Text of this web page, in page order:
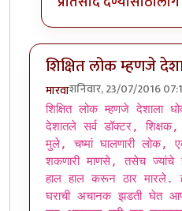
शिक्षित लोक म्हणजे
मारवाशनिवार, 23/07/2016
शिक्षित लोक म्हणजे देशाला
देशातले सर्व डॉक्टर, शिक्षक,
मुले, चष्मां घालणारी लोक,
शकणारी माणसे, तसेच ज्यांचे
हाल हाल करून ठार मारले.
घराची अचानक झडती घेत